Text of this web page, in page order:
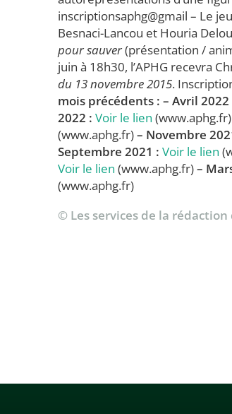
inscriptionsaphg@gmail – Le
Besnaci-Lancou et Houria
pour sauver(présentation /
juin à 18h30, l’APHG recevra
du 13 novembre 2015.
mois précédents : – Avril 2022
2022 : Voir le lien (www.aphg.fr)
(www.aphg.fr)– Novembre
Septembre 2021 : Voir le lien
Voir le lien (www.aphg.fr)–
(www.aphg.fr)
© Les services de la rédaction